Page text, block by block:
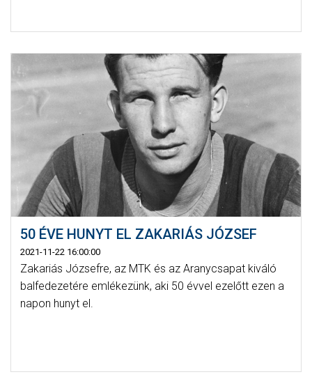
50 ÉVE HUNYT EL ZAKARIÁS JÓZSEF
2021-11-22 16:00:00
Zakariás Józsefre, az MTK és az Aranycsapat kiváló
balfedezetére emlékezünk, aki 50 évvel ezelőtt ezen a
napon hunyt el.